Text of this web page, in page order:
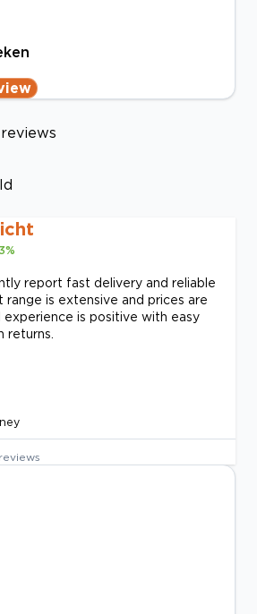
%
report fast delivery and reliable
range is extensive and prices are
is positive with easy
returns.
reviews